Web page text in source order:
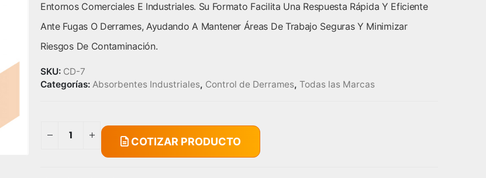
Entornos Comerciales E Industriales. Su Formato Facilita Una Respuesta Rápida Y Eficiente
Ante Fugas O Derrames, Ayudando A Mantener Áreas De Trabajo Seguras Y Minimizar
Riesgos De Contaminación.
SKU: CD-7
Categorías: Absorbentes Industriales, Control de Derrames, Todas las Marcas
COTIZAR PRODUCTO